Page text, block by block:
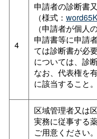
4
申請者の診断書
（様式：
（申請者が個人
申請書等に申請
ては診断書が必
については、診
なお、代表権を
に該当すること。
区域管理者又は
実務に従事する
ご用意ください。